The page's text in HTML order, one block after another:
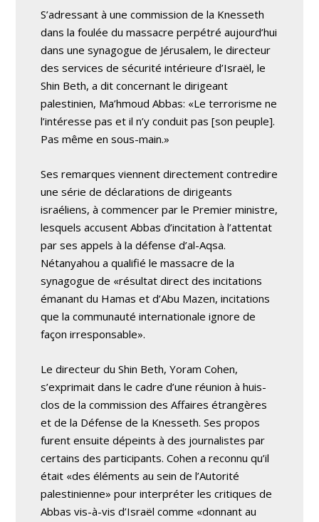
S’adressant à une commission de la Knesseth
dans la foulée du massacre perpétré aujourd’hui
dans une synagogue de Jérusalem, le directeur
des services de sécurité intérieure d’Israël, le
Shin Beth, a dit concernant le dirigeant
palestinien, Ma’hmoud Abbas: «Le terrorisme ne
l’intéresse pas et il n’y conduit pas [son peuple].
Pas même en sous-main.»
Ses remarques viennent directement contredire
une série de déclarations de dirigeants
israéliens, à commencer par le Premier ministre,
lesquels accusent Abbas d’incitation à l’attentat
par ses appels à la défense d’al-Aqsa.
Nétanyahou a qualifié le massacre de la
synagogue de «résultat direct des incitations
émanant du Hamas et d’Abu Mazen, incitations
que la communauté internationale ignore de
façon irresponsable».
Le directeur du Shin Beth, Yoram Cohen,
s’exprimait dans le cadre d’une réunion à huis-
clos de la commission des Affaires étrangères
et de la Défense de la Knesseth. Ses propos
furent ensuite dépeints à des journalistes par
certains des participants. Cohen a reconnu qu’il
était «des éléments au sein de l’Autorité
palestinienne» pour interpréter les critiques de
Abbas vis-à-vis d’Israël comme «donnant au